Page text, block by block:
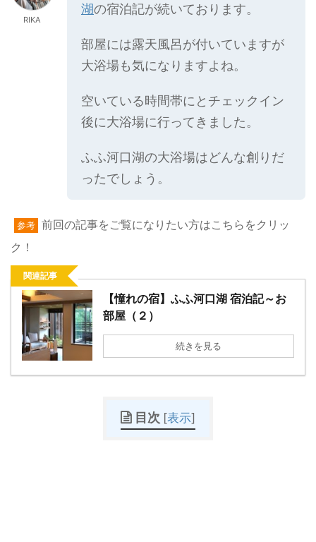
RIKA
湖の宿泊記が続いております。
部屋には露天風呂が付いていますが
大浴場も気になりますよね。
空いている時間帯にとチェックイン
後に大浴場に行ってきました。
ふふ河口湖の大浴場はどんな創りだ
ったでしょう。
参考 前回の記事をご覧になりたい方はこちらをクリッ
ク！
関連記事
【憧れの宿】ふふ河口湖 宿泊記～お
部屋（２）
続きを見る
目次 [表示]